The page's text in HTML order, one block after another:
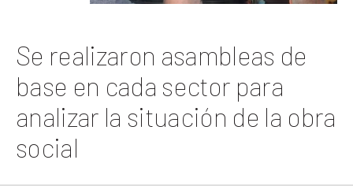
Se realizaron asambleas de
base en cada sector para
analizar la situación de la obra
social